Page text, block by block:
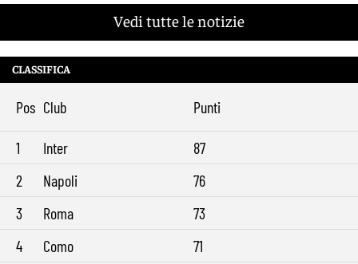
Rensch-Roma, l’occasione cambia tutto: Gasperini prova il jolly delle
11:49 Brighton-Roma, ultimo test per Gasperini. Pellegrini fa le visite e
10:41
Rowe chiude alla Roma: “Sono concentrato sul Bologna”. Poi esalta
Castro e Dovbyk
9:32
Mercato Roma, Gasperini aspetta ancora il suo trequartista: Nusa
Vedi tutte le notizie
CLASSIFICA
Pos Club Punti
1 Inter
87
2
Napoli
76
3
Roma
73
4
Como
71